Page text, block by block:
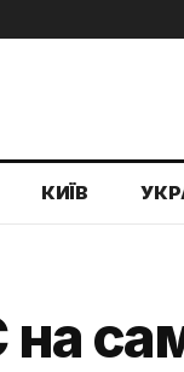
КИЇВ